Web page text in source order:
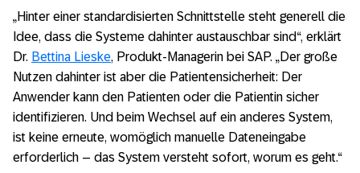
„Hinter einer standardisierten Schnittstelle steht generell die
Idee, dass die Systeme dahinter austauschbar sind“, erklärt
Dr. Bettina Lieske, Produkt-Managerin bei SAP. „Der große
Nutzen dahinter ist aber die Patientensicherheit: Der
Anwender kann den Patienten oder die Patientin sicher
identifizieren. Und beim Wechsel auf ein anderes System,
ist keine erneute, womöglich manuelle Dateneingabe
erforderlich – das System versteht sofort, worum es geht.“